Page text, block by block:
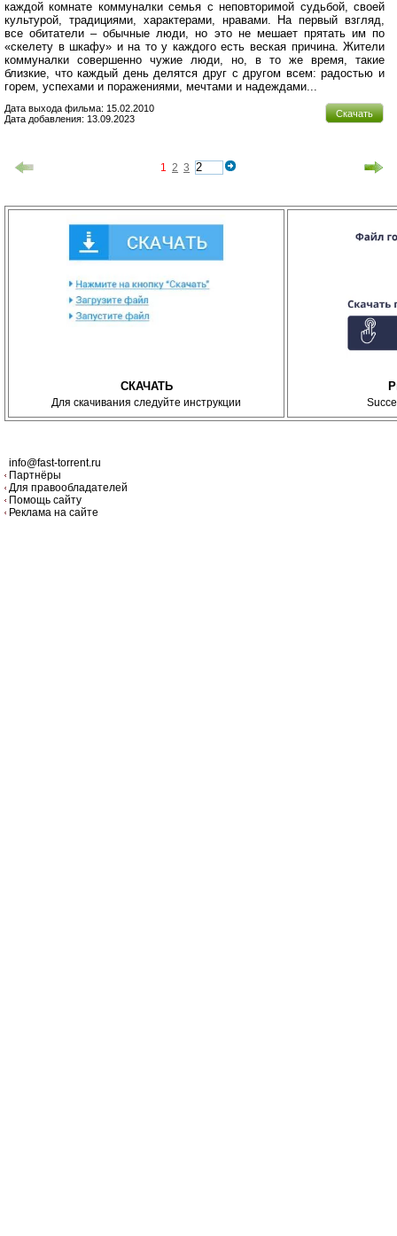
каждой комнате коммуналки семья с неповторимой судьбой, своей
культурой, традициями, характерами, нравами. На первый взгляд,
все обитатели – обычные люди, но это не мешает прятать им по
«скелету в шкафу» и на то у каждого есть веская причина. Жители
коммуналки совершенно чужие люди, но, в то же время, такие
близкие, что каждый день делятся друг с другом всем: радостью и
горем, успехами и поражениями, мечтами и надеждами...
Скачать
Дата выхода фильма: 15.02.2010
Дата добавления: 13.09.2023
1 2 3
СКАЧАТЬ
Для скачивания следуйте инструкции
info@fast-torrent.ru
Партнёры
Для правообладателей
Помощь сайту
Реклама на сайте